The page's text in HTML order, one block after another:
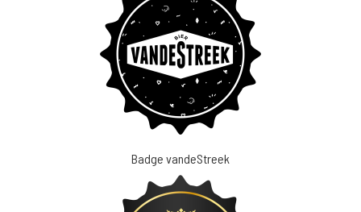
Badge vandeStreek